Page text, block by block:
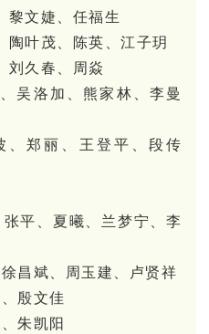
黎文婕、任福生
陶叶茂、陈英、江子玥
刘久春、周焱
吴洛加、熊家林、李曼
、郑丽、王登平、段传
平、夏曦、兰梦宁、李
昌斌、周玉建、卢贤祥
殷文佳
朱凯阳